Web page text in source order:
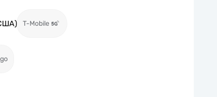
T-Mobile